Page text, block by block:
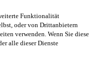
Funktionalität
oder von Drittanbietern
verwenden. Wenn Sie diese
alle dieser Dienste